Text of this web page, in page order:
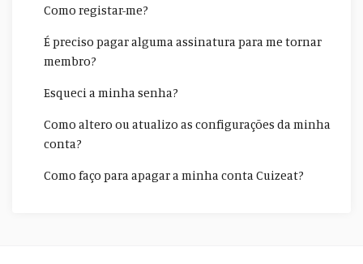
Como registar-me?
É preciso pagar alguma assinatura para me tornar
membro?
Esqueci a minha senha?
Como altero ou atualizo as configurações da minha
conta?
Como faço para apagar a minha conta Cuizeat?